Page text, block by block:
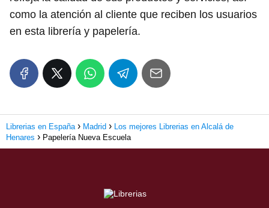
como la atención al cliente que reciben los usuarios
en esta librería y papelería.
Librerias en España Madrid
Los mejores Librerias en Alcalá de
Henares
Papelería Nueva Escuela